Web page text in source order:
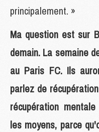
principalement. »
Ma question est sur
demain. La semaine
au Paris FC. Ils
parlez de
récupération
les moyens, parce